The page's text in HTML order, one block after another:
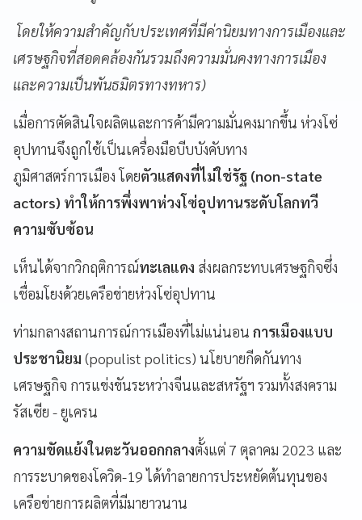
โดยให้ความสำคัญกับประเทศที่มีค่านิยมทางการเมืองและ
เศรษฐกิจที่สอดคล้องกันรวมถึงความมั่นคงทางการเมือง
และความเป็นพันธมิตรทางทหาร)
เมื่อการตัดสินใจผลิตและการค้ามีความมั่นคงมากขึ้น ห่วงโซ่
อุปทานจึงถูกใช้เป็นเครื่องมือบีบบังคับทาง
ภูมิศาสตร์การเมือง โดยตัวแสดงที่ไม่ใช่รัฐ (non-state
actors) ทำให้การพึ่งพาห่วงโซ่อุปทานระดับโลกทวี
ความซับซ้อน
เห็นได้จากวิกฤติการณ์ทะเลแดง ส่งผลกระทบเศรษฐกิจซึ่ง
เชื่อมโยงด้วยเครือข่ายห่วงโซ่อุปทาน
ท่ามกลางสถานการณ์การเมืองที่ไม่แน่นอน การเมืองแบบ
ประชานิยม (populist politics) นโยบายกีดกันทาง
เศรษฐกิจ การแข่งขันระหว่างจีนและสหรัฐฯ รวมทั้งสงคราม
รัสเซีย - ยูเครน
ความขัดแย้งในตะวันออกกลางตั้งแต่ 7 ตุลาคม 2023 และ
การระบาดของโควิด-19 ได้ทำลายการประหยัดต้นทุนของ
เครือข่ายการผลิตที่มีมายาวนาน